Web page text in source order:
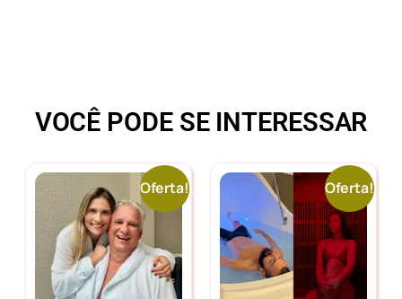
VOCÊ PODE SE INTERESSAR
Oferta! Oferta!